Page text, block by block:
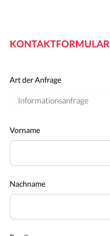
KONTAKTFORMULAR
Art der Anfrage
Vorname
Nachname